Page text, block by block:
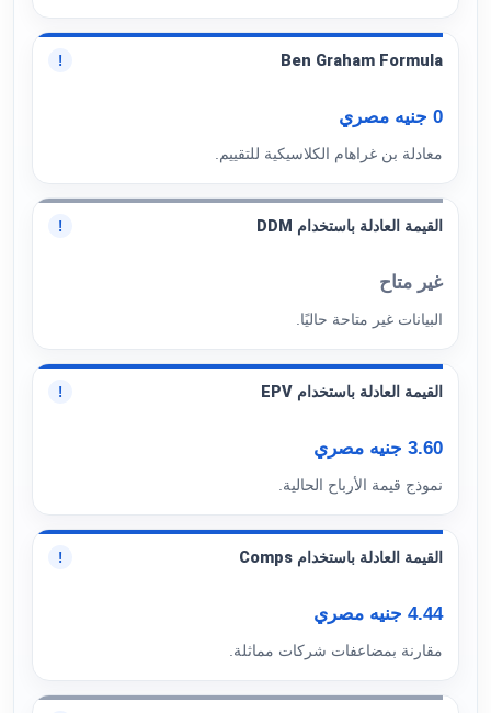
Ben Graham Formula
!
0 جنيه مصري
معادلة بن غراهام الكلاسيكية للتقييم.
القيمة العادلة باستخدام DDM !
غير متاح
البيانات غير متاحة حاليًا.
القيمة العادلة باستخدام EPV !
3.60 جنيه مصري
نموذج قيمة الأرباح الحالية.
القيمة العادلة باستخدام Comps !
4.44 جنيه مصري
مقارنة بمضاعفات شركات مماثلة.